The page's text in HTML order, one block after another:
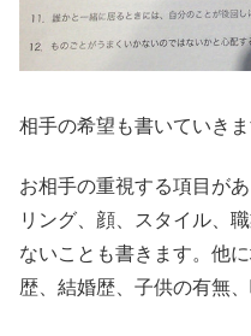
相手の希望も書いていきま
お相手の重視する項目が
リング、顔、スタイル、
ないことも書きます。他
歴、結婚歴、子供の有無